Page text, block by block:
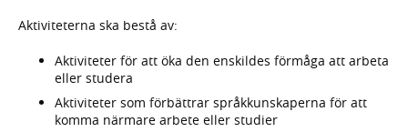
Aktiviteterna ska bestå av:
Aktiviteter för att öka den enskildes förmåga att arbeta
eller studera
Aktiviteter som förbättrar språkkunskaperna för att
komma närmare arbete eller studier